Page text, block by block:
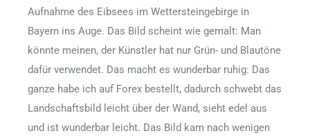
Aufnahme des Eibsees im Wettersteingebirge in
Bayern ins Auge. Das Bild scheint wie gemalt: Man
könnte meinen, der Künstler hat nur Grün- und Blautöne
dafür verwendet. Das macht es wunderbar ruhig: Das
ganze habe ich auf Forex bestellt, dadurch schwebt das
Landschaftsbild leicht über der Wand, sieht edel aus
und ist wunderbar leicht. Das Bild kam nach wenigen